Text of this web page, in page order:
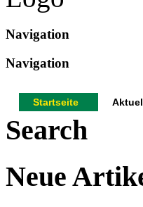
Navigation
Navigation
Startseite
Search
Neue